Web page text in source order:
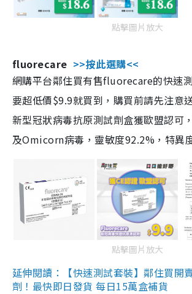
點擊圖片放大
fluorecare >>按此選購<<
網購平台鄰住買有售fluorecare的快速
要超低價$9.9就買到，購買前請先注意
新型冠狀病毒抗原測試劑盒獲歐盟認可
及Omicorn病毒，靈敏度92.2%，特異
點擊圖片放大
延伸閱讀：【快速測試套裝】鄰住買開
劑！最快即日發貨 每日15萬盒補貨